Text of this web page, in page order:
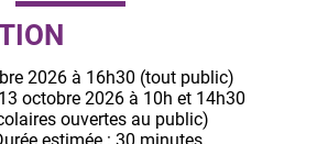
2026 à 16h30 (tout public)
octobre 2026 à 10h et 14h30
ouvertes au public)